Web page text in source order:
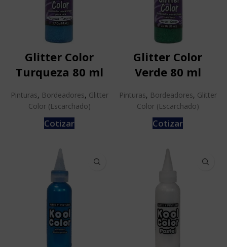
Glitter Color
Turqueza 80 ml
Pinturas, Bordeadores, Glitter
Color (Escarchado)
Cotizar
Glitter Color
Verde 80 ml
Pinturas, Bordeadores, Glitter
Color (Escarchado)
Cotizar